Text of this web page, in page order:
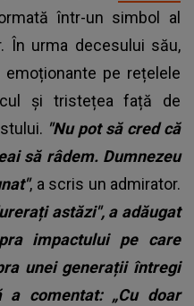
într-un simbol al
În urma decesului său,
pe rețelele
și tristețea față de
"Nu pot să cred că
să râdem. Dumnezeu
, a scris un admirator.
astăzi", a adăugat
impactului pe care
unei generații întregi
comentat: „Cu doar